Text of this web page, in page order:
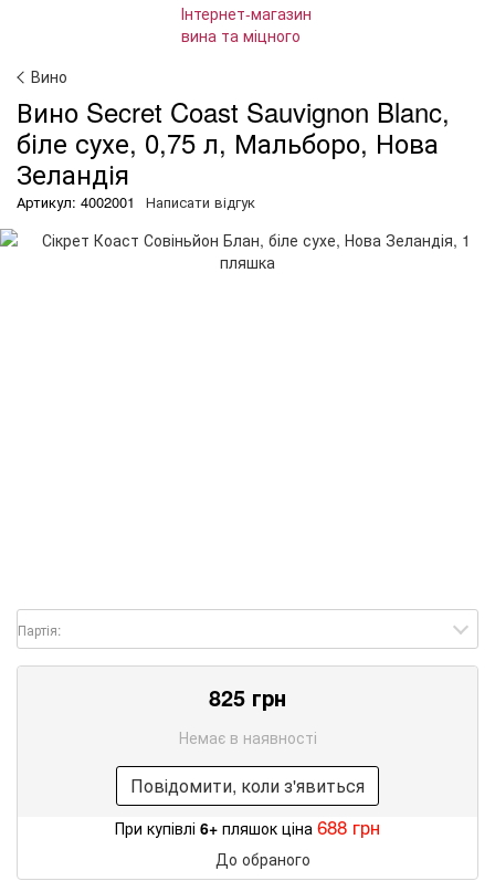
Вино
Вино Secret Coast Sauvignon Blanc,
біле сухе, 0,75 л, Мальборо, Нова
Зеландія
Артикул: 4002001 Написати відгук
Партія:
825 грн
Немає в наявності
Повідомити, коли з'явиться
При купівлі 6+ пляшок ціна 688 грн
До обраного